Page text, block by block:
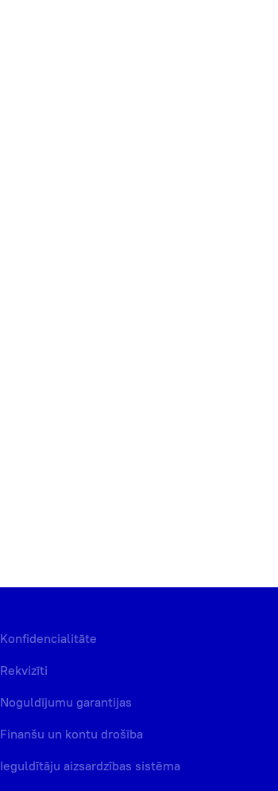
Konfidencialitāte
Rekvizīti
Noguldījumu garantijas
Finanšu un kontu drošība
Ieguldītāju aizsardzības sistēma